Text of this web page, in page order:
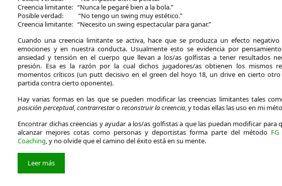
Creencia limitante: “Nunca le pegaré bien a la bola.”
Posible verdad: “No tengo un swing muy estético.”
Creencia limitante: “Necesito un swing espectacular para ganar.”
Cuando una creencia limitante se activa, hace que se produzca un efecto
emociones y en nuestra conducta. Usualmente esto se evidencia por
ansiedad y tensión en el cuerpo que llevan a los/as golfistas a tener resultados
presión. Esa es la razón por la cual dichos jugadores/as obtienen los mismos
momentos críticos (un putt decisivo en el green del hoyo 18, un drive en cierto
partida contra cierto oponente).
Hay varias formas en las que se pueden modificar las creencias limitantes tales
posición perceptual,contrarrestaroreconstruir la creencia, y todas ellas las uso en mi
Encontrar dichas creencias y ayudar a los/as golfistas a que las puedan modificar para
alcanzar mejores cotas como personas y deportistas forma parte del método
Coaching, y no olvide que el camino del éxito está en su mente.
Leer más